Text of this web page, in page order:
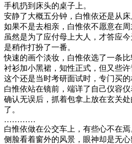
手机扔到床头的桌子上。
安静了大概五分钟，白惟依还是从床
如果不是去相亲，白惟依不愿意在周
虽然是为了应付母上大人，才答应
是稍作打扮了一番。
快速的画个淡妆，白惟依选了一条
衬衫加小黑裙，知性正式，但又些许
这个还是当时考研面试时，专门买的
白惟依站在镜前，端详了自己仪容仪
确认无误后，抓着包拿上放在玄关
了。
…………
白惟依做在公交车上，有些心不在焉
侧脸看着窗外的风景，眼神却是无心